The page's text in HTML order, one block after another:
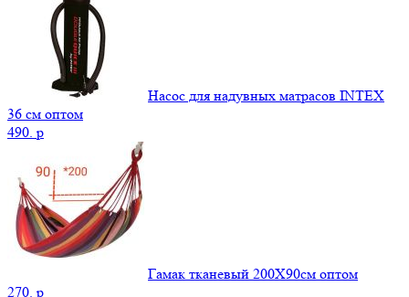
Насос для надувных матрасов INTEX
36 см оптом
490. p
Гамак тканевый 200Х90см оптом
270. p